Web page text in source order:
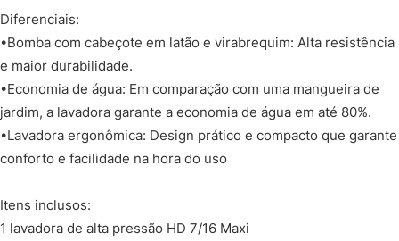
Diferenciais:
•Bomba com cabeçote em latão e virabrequim: Alta resistência
e maior durabilidade.
•Economia de água: Em comparação com uma mangueira de
jardim, a lavadora garante a economia de água em até 80%.
•Lavadora ergonômica: Design prático e compacto que garante
conforto e facilidade na hora do uso
Itens inclusos:
1 lavadora de alta pressão HD 7/16 Maxi